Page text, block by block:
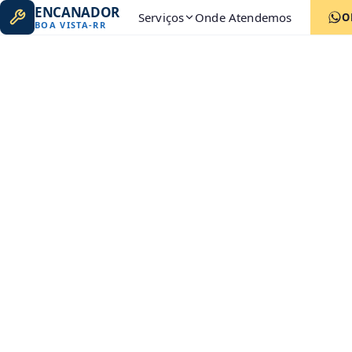
ENCANADOR
BOA VISTA-RR Serviços Onde Atendemos